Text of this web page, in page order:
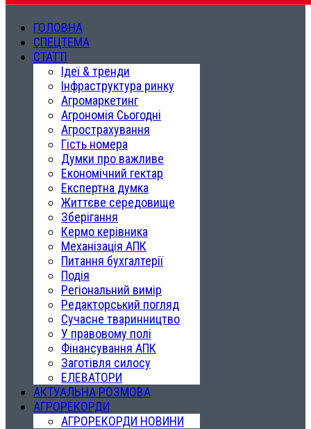
ГОЛОВНА
СПЕЦТЕМА
СТАТТІ
Ідеї & тренди
Інфраструктура ринку
Агромаркетинг
Агрономія Сьогодні
Агрострахування
Гість номера
Думки про важливе
Економічний гектар
Експертна думка
Життєве середовище
Зберігання
Кермо керівника
Механізація АПК
Питання бухгалтерії
Подія
Регіональний вимір
Редакторський погляд
Сучасне тваринництво
У правовому полі
Фінансування АПК
Заготівля силосу
ЕЛЕВАТОРИ
АКТУАЛЬНА РОЗМОВА
АГРОРЕКОРДИ
АГРОРЕКОРДИ НОВИНИ